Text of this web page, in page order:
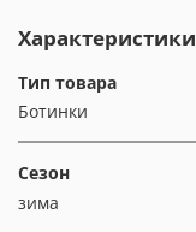
Характеристики
Тип товара
Ботинки
Сезон
зима